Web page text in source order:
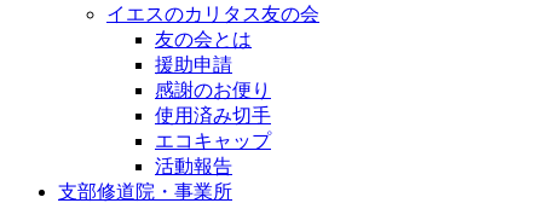
イエスのカリタス友の会
友の会とは
援助申請
感謝のお便り
使用済み切手
エコキャップ
活動報告
支部修道院・事業所